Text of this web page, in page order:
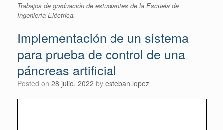
Trabajos de graduación de estudiantes de la Escuela de
Ingeniería Eléctrica.
Implementación de un sistema
para prueba de control de una
páncreas artificial
Posted on 28 julio, 2022 by esteban.lopez